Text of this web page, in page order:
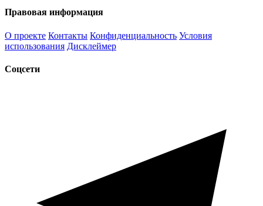
Правовая информация
О проекте Контакты Конфиденциальность Условия
использования Дисклеймер
Соцсети